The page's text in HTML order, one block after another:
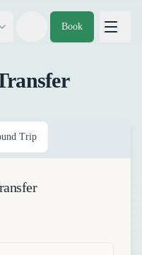
Toggle theme
Book
Trip